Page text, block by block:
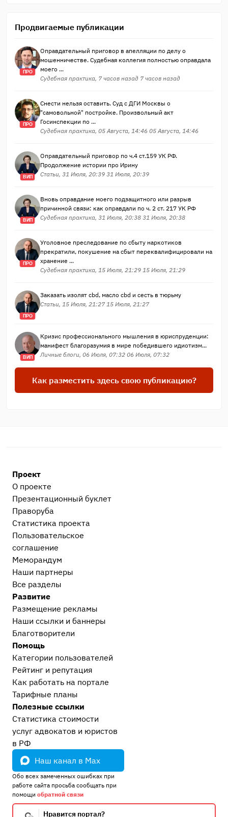
Продвигаемые публикации
ПРО
Оправдательный приговор в апелляции по делу о
мошенничестве. Судебная коллегия полностью оправдала
моего ...
Судебная практика, 7 часов назад 7 часов назад
ПРО
Снести нельзя оставить. Суд с ДГИ Москвы о
"самовольной" постройке. Произвольный акт
Госинспекции по ...
Судебная практика, 05 Августа, 14:46 05 Августа, 14:46
ВИП
Оправдательный приговор по ч.4 ст.159 УК РФ.
Продолжение истории про Ирину
Статьи, 31 Июля, 20:39 31 Июля, 20:39
ВИП
Вновь оправдание моего подзащитного или разрыв
причинной связи: как оправдали по ч. 2 ст. 217 УК РФ
Судебная практика, 31 Июля, 20:38 31 Июля, 20:38
ПРО
Уголовное преследование по сбыту наркотиков
прекратили, покушение на сбыт переквалифицировали на
хранение ...
Судебная практика, 15 Июля, 21:29 15 Июля, 21:29
ПРО
Заказать изолят cbd, масло cbd и сесть в тюрьму
Статьи, 15 Июля, 21:27 15 Июля, 21:27
ВИП
Кризис профессионального мышления в юриспруденции:
манифест благоразумия в мире победившего идиотизм...
Личные блоги, 06 Июля, 07:32 06 Июля, 07:32
Как разместить здесь свою публикацию?
Проект
О проекте
Презентационный букл​ет
Праворуба
Статистика проекта
Пользовательское
соглашение
Меморандум
Наши партнеры
Все разделы
Развитие
Размещение рекламы
Наши ссылки и баннеры
Благотворители
Помощь
Категории пользователей
Рейтинг и репутация
Как работать на портале
Тарифные планы
Полезные ссылки
Статистика стоимости
услуг адвокатов и юристов
в РФ
Наш канал в Max
Обо всех замеченных ошибках при
работе сайта просьба сообщать при
помощи обратной связи
Нравится портал?